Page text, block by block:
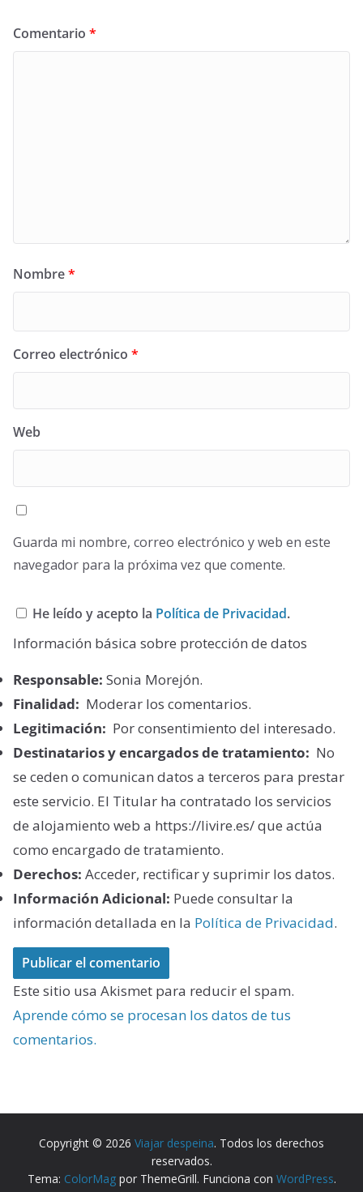
Comentario *
Nombre*
Correo electrónico *
Web
Guarda mi nombre, correo electrónico y web en este
navegador para la próxima vez que comente.
He leído y acepto la Política de Privacidad.
Información básica sobre protección de datos
Responsable: Sonia Morejón.
Finalidad: Moderar los comentarios.
Legitimación: Por consentimiento del interesado.
Destinatarios y encargados de tratamiento: No
se ceden o comunican datos a terceros para prestar
este servicio. El Titular ha contratado los servicios
de alojamiento web a https://livire.es/ que actúa
como encargado de tratamiento.
Derechos: Acceder, rectificar y suprimir los datos.
Información Adicional: Puede consultar la
información detallada en la Política de Privacidad.
Este sitio usa Akismet para reducir el spam.
Aprende cómo se procesan los datos de tus
comentarios.
Copyright © 2026 Viajar despeina. Todos los derechos
reservados.
Tema: ColorMagpor ThemeGrill. Funciona con WordPress.